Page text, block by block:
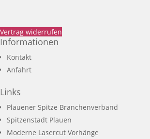
Vertrag widerrufen
Informationen
Kontakt
Anfahrt
Links
Plauener Spitze Branchenverband
Spitzenstadt Plauen
Moderne Lasercut Vorhänge